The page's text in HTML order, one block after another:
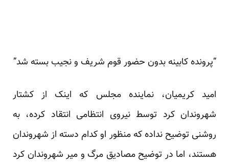
“پرونده کابینه بدون حضور قوم شریف و نجیب بسته شد”
امید کریمیان، نماینده مجلس که اینک از کشتار
شهروندان کرد توسط نیروی انتظامی انتقاد کرده،‌ به
روشنی توضیح نداده که منظور او کدام دسته از شهروندان
هستند،‌ اما در توضیح مصادیق مرگ و میر شهروندان کرد